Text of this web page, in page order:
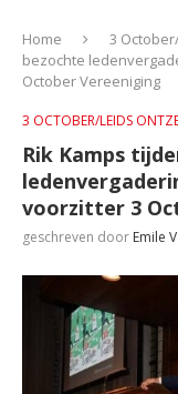
Home 3
bezochte
October Vereeniging
3 OCTOBER/LEIDS
Rik Kamps
voorzitter 3
geschreven door Emile